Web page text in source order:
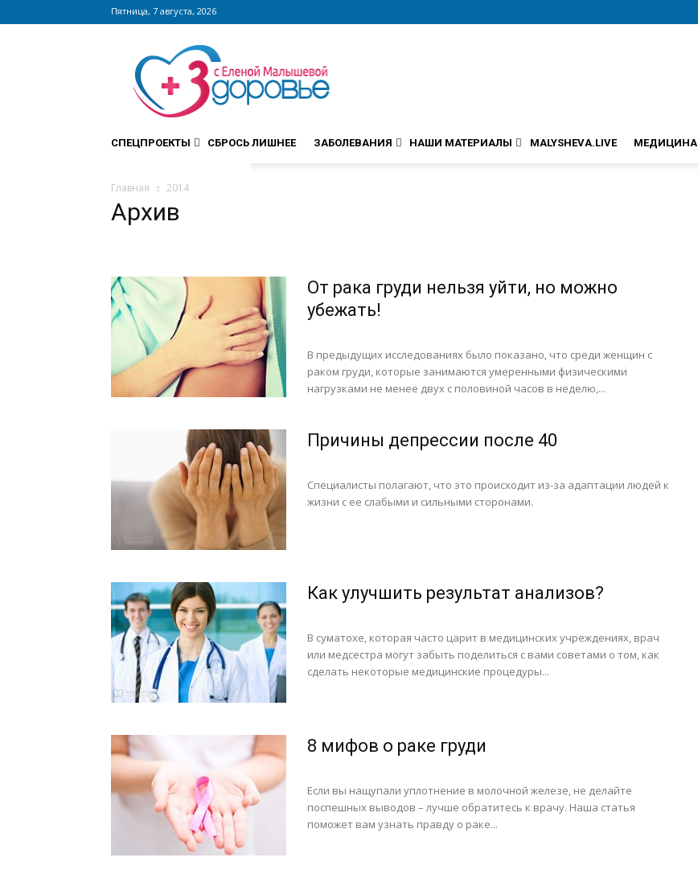
Пятница, 7 августа, 2026
Сайт
zdorovieinfo.ru
крупнейший
медицинский
интернет-
СПЕЦПРОЕКТЫ СБРОСЬ ЛИШНЕЕ ЗАБОЛЕВАНИЯ НАШИ МАТЕРИАЛЫ MALYSHEVA.LIVE МЕДИЦИНА
Главная 2014
Архив
От рака груди нельзя уйти, но можно
убежать!
В предыдущих исследованиях было показано, что среди женщин с
раком груди, которые занимаются умеренными физическими
нагрузками не менее двух с половиной часов в неделю,...
Причины депрессии после 40
Специалисты полагают, что это происходит из-за адаптации людей к
жизни с ее слабыми и сильными сторонами.
Как улучшить результат анализов?
В суматохе, которая часто царит в медицинских учреждениях, врач
или медсестра могут забыть поделиться с вами советами о том, как
сделать некоторые медицинские процедуры...
8 мифов о раке груди
Если вы нащупали уплотнение в молочной железе, не делайте
поспешных выводов – лучше обратитесь к врачу. Наша статья
поможет вам узнать правду о раке...